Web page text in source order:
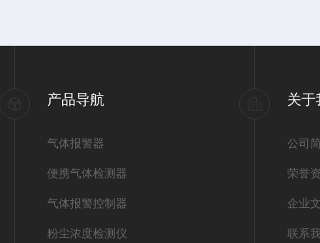
产品导航
气体报警器
便携气体检测器
气体报警控制器
粉尘浓度检测仪
关于
公司
荣誉
企业
联系